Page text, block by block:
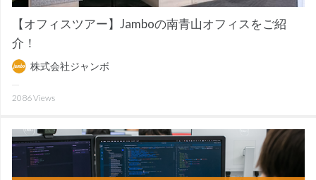
【オフィスツアー】Jamboの南青山オフィスをご紹
介！
株式会社ジャンボ
2086Views